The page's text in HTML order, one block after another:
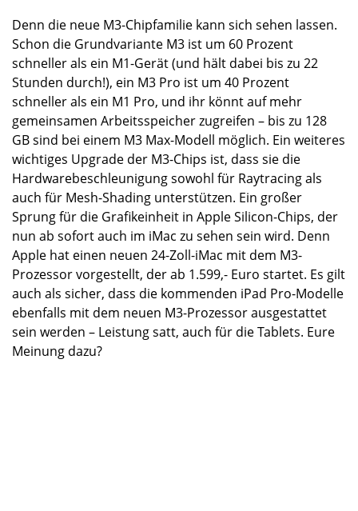
Denn die neue M3-Chipfamilie kann sich sehen lassen.
Schon die Grundvariante M3 ist um 60 Prozent
schneller als ein M1-Gerät (und hält dabei bis zu 22
Stunden durch!), ein M3 Pro ist um 40 Prozent
schneller als ein M1 Pro, und ihr könnt auf mehr
gemeinsamen Arbeitsspeicher zugreifen – bis zu 128
GB sind bei einem M3 Max-Modell möglich. Ein weiteres
wichtiges Upgrade der M3-Chips ist, dass sie die
Hardwarebeschleunigung sowohl für Raytracing als
auch für Mesh-Shading unterstützen. Ein großer
Sprung für die Grafikeinheit in Apple Silicon-Chips, der
nun ab sofort auch im iMac zu sehen sein wird. Denn
Apple hat einen neuen 24-Zoll-iMac mit dem M3-
Prozessor vorgestellt, der ab 1.599,- Euro startet. Es gilt
auch als sicher, dass die kommenden iPad Pro-Modelle
ebenfalls mit dem neuen M3-Prozessor ausgestattet
sein werden – Leistung satt, auch für die Tablets. Eure
Meinung dazu?